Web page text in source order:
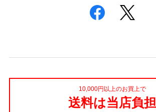
10,000円以上のお買上で
送料は当店負担